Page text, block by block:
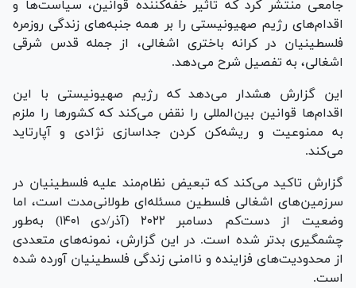
جامعی منتشر کرد که تاثیر خفه‌کننده قوانین، سیاست‌ها و
اقدام‌های رژیم صهیونیستی را بر همه جنبه‌های زندگی روزمره
فلسطینیان در کرانه باختری اشغالی، از جمله قدس شرقی
اشغالی، به تفصیل شرح می‌دهد.
این گزارش هشدار می‌دهد که رژیم صهیونیستی با این
اقدام‌ها قوانین بین‌المللی را نقض می‌کند که کشور‌ها را ملزم
به ممنوعیت و ریشه‌کن کردن جداسازی نژادی و آپارتاید
می‌کند.
گزارش تاکید می‌کند که تبعیض نظام‌مند علیه فلسطینیان در
سرزمین‌های اشغالی فلسطین مسئله‌ای طولانی‌مدت است، اما
وضعیت از دست‌کم دسامبر ۲۰۲۲ (آذر/دی ۱۴۰۱) به‌طور
چشمگیری بدتر شده است. در این گزارش، نمونه‌های متعددی
از محدودیت‌های فزاینده و ناامنی زندگی فلسطینیان آورده شده
است.